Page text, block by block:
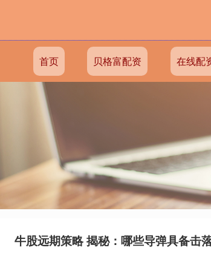
首页 贝格富配资 在线配
牛股远期策略 揭秘：哪些导弹具备击